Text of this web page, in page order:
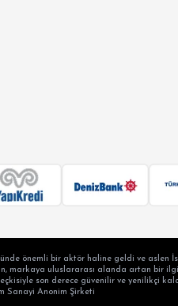
önemli bir aktör haline geldi ve
markaya uluslararası alanda artan bir
son derece güvenilir ve yenilikçi
Sanayi Anonim Şirketi